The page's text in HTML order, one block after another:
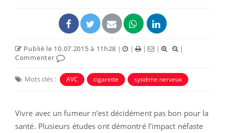
Publié le 10.07.2015 à 11h28 | | | |
|
Commenter
Mots clés : AVC cigarette système nerveux
Vivre avec un fumeur n’est décidément pas bon pour la
santé. Plusieurs études ont démontré l’impact néfaste